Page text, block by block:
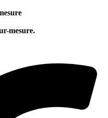
mesure.